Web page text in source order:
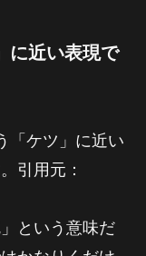
に近い表現で
「ケツ」に近い
引用元：
という意味だ